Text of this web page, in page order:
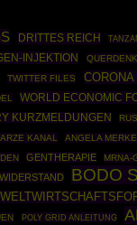
DRITTES REICH
INJEKTION
TWITTER FILES CORONA
WORLD ECONOMIC
KURZMELDUNGEN
KANAL ANGELA
GENTHERAPIE MRNA-
WIDERSTAND BODO
POLY GRID ANLEITUNG